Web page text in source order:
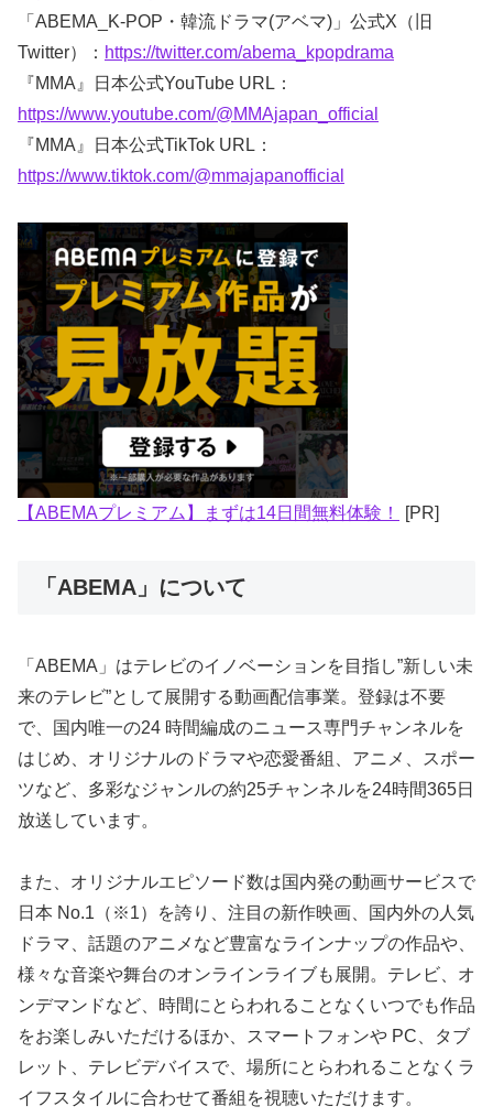
「ABEMA_K-POP・韓流ドラマ(アベマ)」公式X（旧
Twitter）： https://twitter.com/abema_kpopdrama
『MMA』日本公式YouTube URL：
https://www.youtube.com/@MMAjapan_official
『MMA』日本公式TikTok URL：
https://www.tiktok.com/@mmajapanofficial
【ABEMAプレミアム】まずは14日間無料体験！ [PR]
「ABEMA」について
「ABEMA」はテレビのイノベーションを目指し”新しい未
来のテレビ”として展開する動画配信事業。登録は不要
で、国内唯一の24 時間編成のニュース専門チャンネルを
はじめ、オリジナルのドラマや恋愛番組、アニメ、スポー
ツなど、多彩なジャンルの約25チャンネルを24時間365日
放送しています。
また、オリジナルエピソード数は国内発の動画サービスで
日本 No.1（※1）を誇り、注目の新作映画、国内外の人気
ドラマ、話題のアニメなど豊富なラインナップの作品や、
様々な音楽や舞台のオンラインライブも展開。テレビ、オ
ンデマンドなど、時間にとらわれることなくいつでも作品
をお楽しみいただけるほか、スマートフォンや PC、タブ
レット、テレビデバイスで、場所にとらわれることなくラ
イフスタイルに合わせて番組を視聴いただけます。